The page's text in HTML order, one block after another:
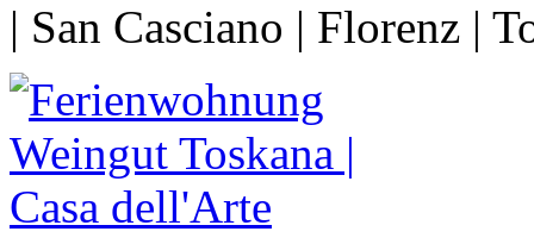
| San Casciano | Florenz |